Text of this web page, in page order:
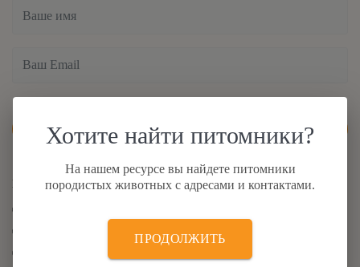
Хотите найти питомники?
На нашем ресурсе вы найдете питомники
породистых животных с адресами и контактами.
ПРОДОЛЖИТЬ
Отправить
Ваша оценка :